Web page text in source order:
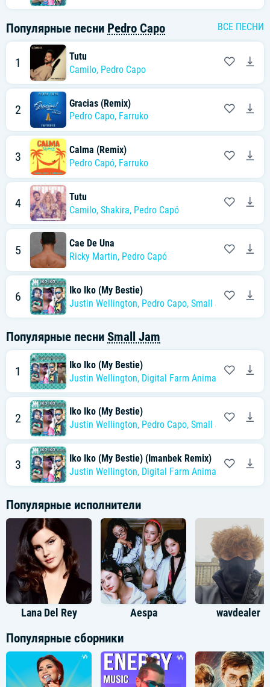
Популярные песни Pedro Capo ВСЕ ПЕСНИ
1
Tutu
Camilo, Pedro Capo
2
Gracias (Remix)
Pedro Capo, Farruko
3
Calma (Remix)
Pedro Capó, Farruko
4
Tutu
Camilo, Shakira, Pedro Capó
5
Cae De Una
Ricky Martin, Pedro Capó
6
Iko Iko (My Bestie)
Justin Wellington, Pedro Capo, Small Jam
Популярные песни Small Jam
1
Iko Iko (My Bestie)
Justin Wellington, Digital Farm Animals Small Jam
2
Iko Iko (My Bestie)
Justin Wellington, Pedro Capo, Small Jam
3
Iko Iko (My Bestie) (Imanbek Remix)
Justin Wellington, Digital Farm Animals Small Jam
Популярные исполнители
Lana Del Rey Aespa wavdealer
Популярные сборники